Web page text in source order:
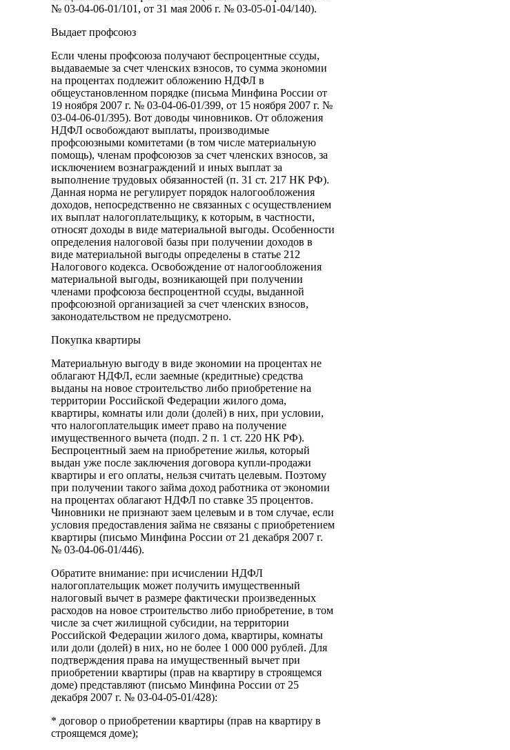
№ 03-04-06-01/101, от 31 мая 2006 г. № 03-05-01-04/140).
Выдает профсоюз
Если члены профсоюза получают беспроцентные ссуды,
выдаваемые за счет членских взносов, то сумма экономии
на процентах подлежит обложению НДФЛ в
общеустановленном порядке (письма Минфина России от
19 ноября 2007 г. № 03-04-06-01/399, от 15 ноября 2007 г. №
03-04-06-01/395). Вот доводы чиновников. От обложения
НДФЛ освобождают выплаты, производимые
профсоюзными комитетами (в том числе материальную
помощь), членам профсоюзов за счет членских взносов, за
исключением вознаграждений и иных выплат за
выполнение трудовых обязанностей (п. 31 ст. 217 НК РФ).
Данная норма не регулирует порядок налогообложения
доходов, непосредственно не связанных с осуществлением
их выплат налогоплательщику, к которым, в частности,
относят доходы в виде материальной выгоды. Особенности
определения налоговой базы при получении доходов в
виде материальной выгоды определены в статье 212
Налогового кодекса. Освобождение от налогообложения
материальной выгоды, возникающей при получении
членами профсоюза беспроцентной ссуды, выданной
профсоюзной организацией за счет членских взносов,
законодательством не предусмотрено.
Покупка квартиры
Материальную выгоду в виде экономии на процентах не
облагают НДФЛ, если заемные (кредитные) средства
выданы на новое строительство либо приобретение на
территории Российской Федерации жилого дома,
квартиры, комнаты или доли (долей) в них, при условии,
что налогоплательщик имеет право на получение
имущественного вычета (подп. 2 п. 1 ст. 220 НК РФ).
Беспроцентный заем на приобретение жилья, который
выдан уже после заключения договора купли-продажи
квартиры и его оплаты, нельзя считать целевым. Поэтому
при получении такого займа доход работника от экономии
на процентах облагают НДФЛ по ставке 35 процентов.
Чиновники не признают заем целевым и в том случае, если
условия предоставления займа не связаны с приобретением
квартиры (письмо Минфина России от 21 декабря 2007 г.
№ 03-04-06-01/446).
Обратите внимание: при исчислении НДФЛ
налогоплательщик может получить имущественный
налоговый вычет в размере фактически произведенных
расходов на новое строительство либо приобретение, в том
числе за счет жилищной субсидии, на территории
Российской Федерации жилого дома, квартиры, комнаты
или доли (долей) в них, но не более 1 000 000 рублей. Для
подтверждения права на имущественный вычет при
приобретении квартиры (прав на квартиру в строящемся
доме) представляют (письмо Минфина России от 25
декабря 2007 г. № 03-04-05-01/428):
* договор о приобретении квартиры (прав на квартиру в
строящемся доме);